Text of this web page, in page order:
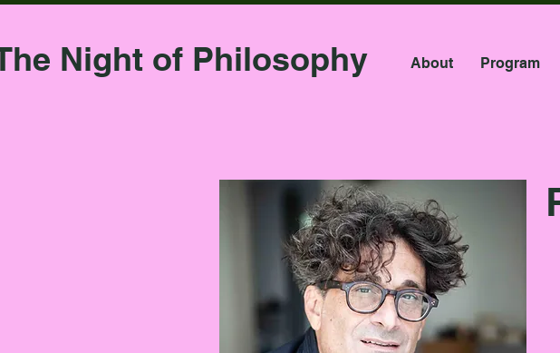
Night of Philosophy About Program